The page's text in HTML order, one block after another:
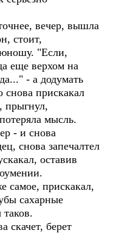
вечер, вышла
стоит,
юношу. "Если,
еще верхом на
- а додумать
снова прискакал
прыгнул,
мысль.
- и снова
снова запечалтел
оставив
самое, прискакал,
сахарные
скачет, берет